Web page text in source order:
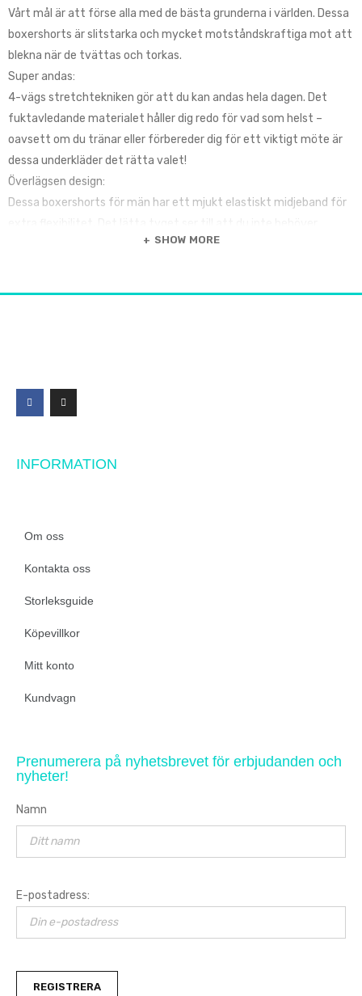
Vårt mål är att förse alla med de bästa grunderna i världen. Dessa
boxershorts är slitstarka och mycket motståndskraftiga mot att
blekna när de tvättas och torkas.
Super andas:
4-vägs stretchtekniken gör att du kan andas hela dagen. Det
fuktavledande materialet håller dig redo för vad som helst –
oavsett om du tränar eller förbereder dig för ett viktigt möte är
dessa underkläder det rätta valet!
Överlägsen design:
Dessa boxershorts för män har ett mjukt elastiskt midjeband för
hantera obehagliga vändningar.SHOW MORE
INFORMATION
Om oss
Kontakta oss
Storleksguide
Köpevillkor
Mitt konto
Kundvagn
Prenumerera på nyhetsbrevet för erbjudanden och
nyheter!
Namn
E-postadress: